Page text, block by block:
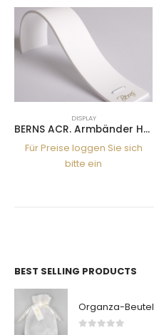
DISPLAY
BERNS ACR. Armbänder HOLDER 4*2 1*3CM
Für Preise loggen Sie sich
bitte ein
BEST SELLING PRODUCTS
Organza-Beutel